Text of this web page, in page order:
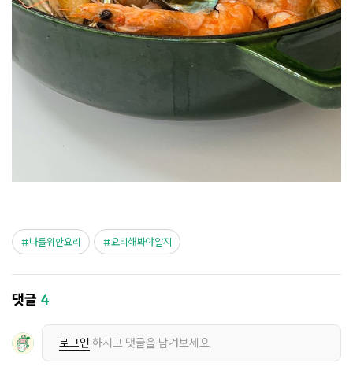
나를위한요리 요리해봐야알지
댓글 4
로그인 하시고 댓글을 남겨보세요.